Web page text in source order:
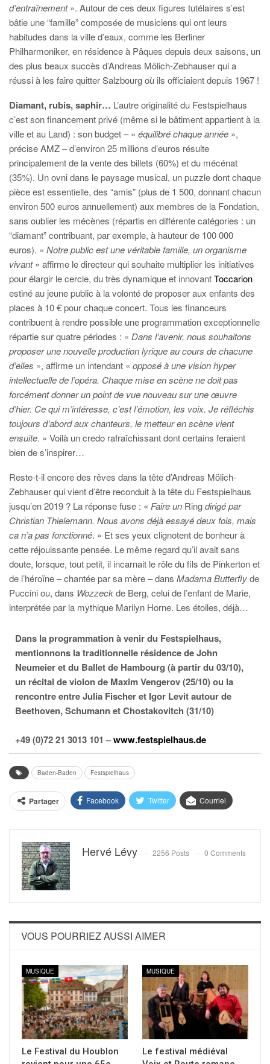
d’entraînement». Autour de ces deux figures tutélaires s’est
bâtie une “famille” composée de musiciens qui ont leurs
habitudes dans la ville d’eaux, comme les Berliner
Philharmoniker, en résidence à Pâques depuis deux saisons, un
des plus beaux succès d’Andreas Mölich-Zebhauser qui a
réussi à les faire quitter Salzbourg où ils officiaient depuis 1967 !
Diamant, rubis, saphir… L’autre originalité du Festspielhaus
c’est son financement privé (même si le bâtiment appartient à la
ville et au Land) : son budget – « équilibré chaque année »,
précise AMZ – d’environ 25 millions d’euros résulte
principalement de la vente des billets (60%) et du mécénat
(35%). Un ovni dans le paysage musical, un puzzle dont chaque
pièce est essentielle, des “amis” (plus de 1 500, donnant chacun
environ 500 euros annuellement) aux membres de la Fondation,
sans oublier les mécènes (répartis en différente catégories : un
“diamant” contribuant, par exemple, à hauteur de 100 000
euros). « Notre public est une véritable famille, un organisme
vivant» affirme le directeur qui souhaite multiplier les initiatives
pour élargir le cercle, du très dynamique et innovantToccarion
estiné au jeune public à la volonté de proposer aux enfants des
places à 10 € pour chaque concert. Tous les financeurs
contribuent à rendre possible une programmation exceptionnelle
répartie sur quatre périodes : « Dans l’avenir, nous souhaitons
proposer une nouvelle production lyrique au cours de chacune
d’elles », affirme un intendant « opposé à une vision hyper
intellectuelle de l’opéra. Chaque mise en scène ne doit pas
forcément donner un point de vue nouveau sur une œuvre
d’hier. Ce qui m’intéresse, c’est l’émotion, les voix. Je réfléchis
toujours d’abord aux chanteurs, le metteur en scène vient
ensuite. » Voilà un credo rafraîchissant dont certains feraient
bien de s’inspirer…
Reste-t-il encore des rêves dans la tête d’Andreas Mölich-
Zebhauser qui vient d’être reconduit à la tête du Festspielhaus
jusqu’en 2019 ? La réponse fuse : « Faire un Ringdirigé par
Christian Thielemann. Nous avons déjà essayé deux fois, mais
ca n’a pas fonctionné. » Et ses yeux clignotent de bonheur à
cette réjouissante pensée. Le même regard qu’il avait sans
doute, lorsque, tout petit, il incarnait le rôle du fils de Pinkerton et
de l’héroïne – chantée par sa mère – dans Madama Butterflyde
Puccini ou, dans Wozzeckde Berg, celui de l’enfant de Marie,
interprétée par la mythique Marilyn Horne. Les étoiles, déjà…
Dans la programmation à venir du Festspielhaus,
mentionnons la traditionnelle résidence de John
Neumeier et du Ballet de Hambourg (à partir du 03/10),
un récital de violon de Maxim Vengerov (25/10) ou la
rencontre entre Julia Fischer et Igor Levit autour de
Beethoven, Schumann et Chostakovitch (31/10)
+49 (0)72 21 3013 101 –www.festspielhaus.de
Baden-Baden Festspielhaus
Partager Facebook Twitter Courriel
Hervé Lévy 2256 Posts 0 Comments
VOUS POURRIEZ AUSSI AIMER
MUSIQUE
Le Festival du Houblon
MUSIQUE
Le festival médiéval